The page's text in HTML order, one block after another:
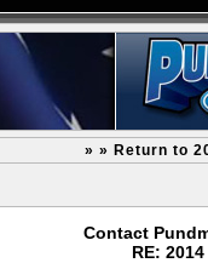
» » Return to
Contact
RE: